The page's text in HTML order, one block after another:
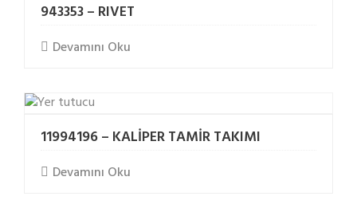
943353 – RIVET
Devamını Oku
11994196 – KALİPER TAMİR TAKIMI
Devamını Oku